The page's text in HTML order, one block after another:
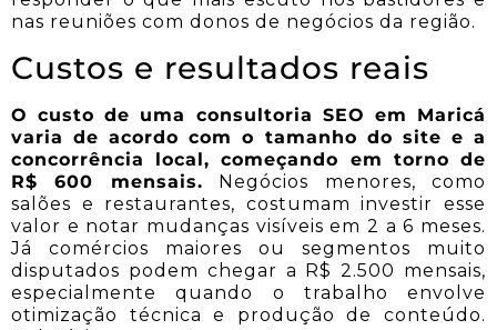
nas reuniões com donos de negócios da região.
Custos e resultados reais
O custo de uma consultoria SEO em Maricá
varia de acordo com o tamanho do site e a
concorrência local, começando em torno de
R$ 600 mensais. Negócios menores, como
salões e restaurantes, costumam investir esse
valor e notar mudanças visíveis em 2 a 6 meses.
Já comércios maiores ou segmentos muito
disputados podem chegar a R$ 2.500 mensais,
especialmente quando o trabalho envolve
otimização técnica e produção de conteúdo.